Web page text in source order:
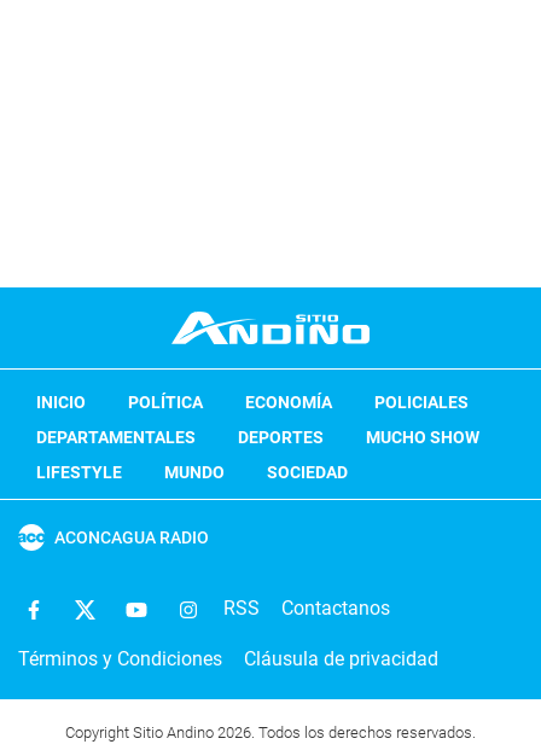
INICIO POLÍTICA ECONOMÍA
POLICIALES
DEPARTAMENTALES
DEPORTES
MUCHO SHOW
LIFESTYLE
MUNDO SOCIEDAD
ACONCAGUA RADIO
RSS Contactanos
Términos y Condiciones Cláusula de privacidad
Copyright Sitio Andino 2026. Todos los derechos reservados.